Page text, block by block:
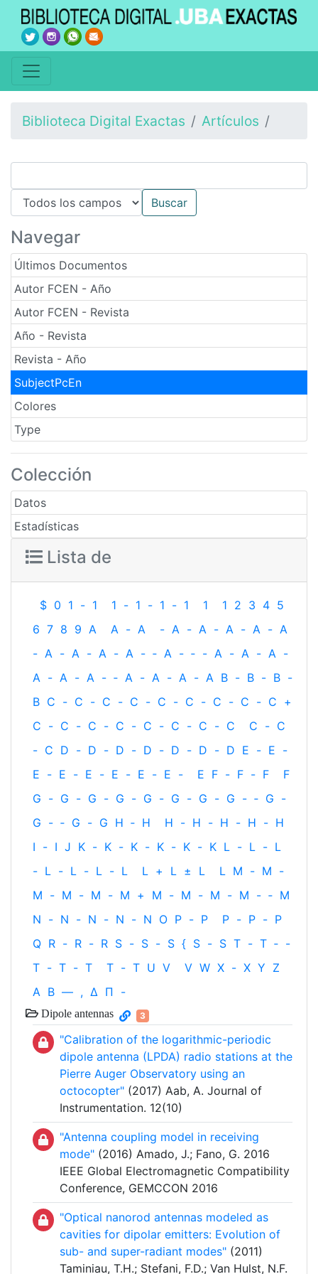
Biblioteca Digital Exactas Artículos
Navegar
Últimos Documentos
Autor FCEN - Año
Autor FCEN - Revista
Año - Revista
Revista - Año
SubjectPcEn
Colores
Type
Colección
Datos
Estadísticas
Lista de
$ 0 1 - 1 1 - 1 - 1 - 1 1 1 2 3 4 5
6 7 8 9 A A - A - A - A - A - A - A
- A - A - A - A - ‐ A - ‐ - A - A - A -
A - A - A - ‐ A - A - A - A B - B - B -
B C - C - C - C - C - C - C - C - C +
C - C - C - C - C - C - C - C C - C
- C D - D - D - D - D - D - D E - E -
E - E - E - E - E - E - E F - F - F
F
G - G - G - G - G - G - G - G - ‐ G -
G - ‐ G - G H ‐ H H - H - H - H - H
I - I J K - K - K - K - K - K L - L - L
- L - L - L - L L + L ± L L M - M -
M - M - M - M + M - M - M - M - ‐ M
N - N - N - N - N O P - P P - P - P
Q R - R - R S - S - S { S - S T - T ‐ -
T - T - T T - T U V V W X - X Y Z
Α Β — , Δ Π -
Dipole antennas 3
"Calibration of the logarithmic-periodic
dipole antenna (LPDA) radio stations at the
Pierre Auger Observatory using an
octocopter" (2017) Aab, A. Journal of
Instrumentation. 12(10)
"Antenna coupling model in receiving
mode" (2016) Amado, J.; Fano, G. 2016
IEEE Global Electromagnetic Compatibility
Conference, GEMCCON 2016
"Optical nanorod antennas modeled as
cavities for dipolar emitters: Evolution of
sub- and super-radiant modes" (2011)
Taminiau, T.H.; Stefani, F.D.; Van Hulst, N.F.